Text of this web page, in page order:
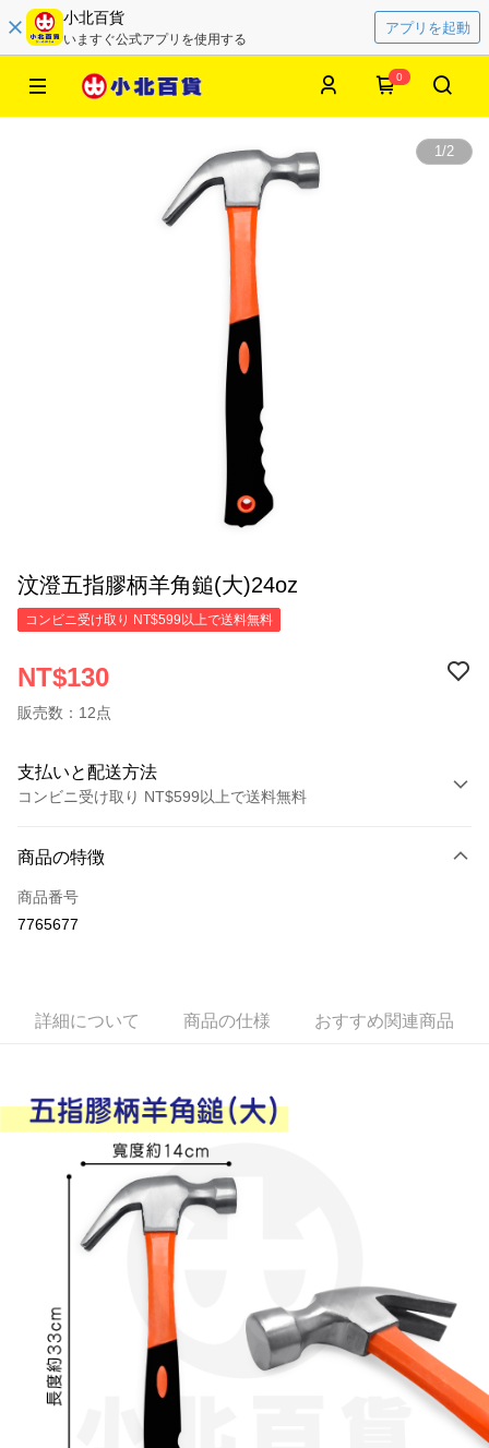
小北百貨
いますぐ公式アプリを使用する
アプリを起動
0
1/2
汶澄五指膠柄羊角鎚(大)24oz
コンビニ受け取り NT$599以上で送料無料
NT$130
販売数：12点
支払いと配送方法
コンビニ受け取り NT$599以上で送料無料
クレジットカード1回払い
コンビニ店頭代金引換
JKOPAY
Google Pay
AFTEE代金後払い
一、 AFTEE代金後払いについて
1.お支払い方法でAFTEE代金後払いを選択すると、携帯電話認証ウィンド
ウが表示されます。
2.SMSで認証してお支払い手続を進めてください。
3.注文するときのお支払いは不要です。商品はご指定の住所に配送されま
4.ご注文が完了すると、携帯に支払い通知のSMSが届きます。アプリ会員
の場合は、AFTEE アプリプッシュ通知が届きます。
5.商品受け取り時のお支払いは不要です。商品を確かめてから、SMSまた
はアプリの通知に従って、4大コンビニ、またはATM/オンラインバンキン
グでお支払いください。
代金納付期限は最短で 14 日以内ですので、ご注意ください。AFTEE アプ
全家取貨付款
配送毎にNT$60、NT$599以上で送料無料
付款後全家取貨
配送毎にNT$60、NT$599以上で送料無料
商品の特徴
商品番号
7765677
詳細について 商品の仕様 おすすめ関連商品